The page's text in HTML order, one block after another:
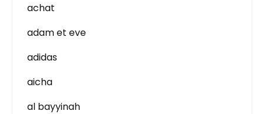
achat
adam et eve
adidas
aicha
al bayyinah